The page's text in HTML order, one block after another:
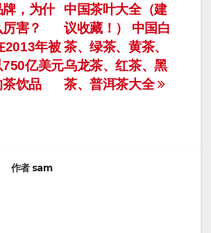
中国茶叶大全（建
议收藏！） 中国白
茶、绿茶、黄茶、
乌龙茶、红茶、黑
茶、普洱茶大全
，为什
害？
2013年被
亿美元
饮品
作者 sam